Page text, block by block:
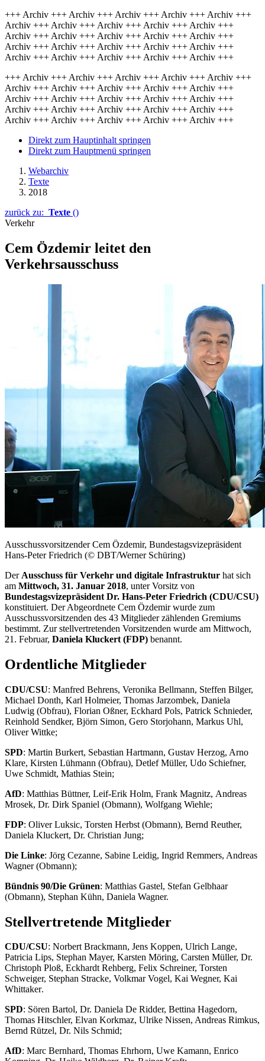
+++ Archiv +++ Archiv +++ Archiv +++ Archiv +++ Archiv +++
Archiv +++ Archiv +++ Archiv +++ Archiv +++ Archiv +++
Archiv +++ Archiv +++ Archiv +++ Archiv +++ Archiv +++
Archiv +++ Archiv +++ Archiv +++ Archiv +++ Archiv +++
Archiv +++ Archiv +++ Archiv +++ Archiv +++ Archiv +++
+++ Archiv +++ Archiv +++ Archiv +++ Archiv +++ Archiv +++
Archiv +++ Archiv +++ Archiv +++ Archiv +++ Archiv +++
Archiv +++ Archiv +++ Archiv +++ Archiv +++ Archiv +++
Archiv +++ Archiv +++ Archiv +++ Archiv +++ Archiv +++
Archiv +++ Archiv +++ Archiv +++ Archiv +++ Archiv +++
Direkt zum Hauptinhalt springen
Direkt zum Hauptmenü springen
Webarchiv
Texte
2018
zurück zu: Texte ()
Verkehr
Cem Özdemir leitet den
Verkehrsausschuss
Ausschussvorsitzender Cem Özdemir, Bundestagsvizepräsident
Hans-Peter Friedrich (© DBT/Werner Schüring)
Der Ausschuss für Verkehr und digitale Infrastruktur hat sich
am Mittwoch, 31. Januar 2018, unter Vorsitz von
Bundestagsvizepräsident Dr. Hans-Peter Friedrich (CDU/CSU)
konstituiert. Der Abgeordnete Cem Özdemir wurde zum
Ausschussvorsitzenden des 43 Mitglieder zählenden Gremiums
bestimmt. Zur stellvertretenden Vorsitzenden wurde am Mittwoch,
21. Februar, Daniela Kluckert (FDP) benannt.
Ordentliche Mitglieder
CDU/CSU: Manfred Behrens, Veronika Bellmann, Steffen Bilger,
Michael Donth, Karl Holmeier, Thomas Jarzombek, Daniela
Ludwig (Obfrau), Florian Oßner, Eckhard Pols, Patrick Schnieder,
Reinhold Sendker, Björn Simon, Gero Storjohann, Markus Uhl,
Oliver Wittke;
SPD: Martin Burkert, Sebastian Hartmann, Gustav Herzog, Arno
Klare, Kirsten Lühmann (Obfrau), Detlef Müller, Udo Schiefner,
Uwe Schmidt, Mathias Stein;
AfD: Matthias Büttner, Leif-Erik Holm, Frank Magnitz, Andreas
Mrosek, Dr. Dirk Spaniel (Obmann), Wolfgang Wiehle;
FDP: Oliver Luksic, Torsten Herbst (Obmann), Bernd Reuther,
Daniela Kluckert, Dr. Christian Jung;
Die Linke: Jörg Cezanne, Sabine Leidig, Ingrid Remmers, Andreas
Wagner (Obmann);
Bündnis 90/Die Grünen: Matthias Gastel, Stefan Gelbhaar
(Obmann), Stephan Kühn, Daniela Wagner.
Stellvertretende Mitglieder
CDU/CSU: Norbert Brackmann, Jens Koppen, Ulrich Lange,
Patricia Lips, Stephan Mayer, Karsten Möring, Carsten Müller, Dr.
Christoph Ploß, Eckhardt Rehberg, Felix Schreiner, Torsten
Schweiger, Stephan Stracke, Volkmar Vogel, Kai Wegner, Kai
Whittaker.
SPD: Sören Bartol, Dr. Daniela De Ridder, Bettina Hagedorn,
Thomas Hitschler, Elvan Korkmaz, Ulrike Nissen, Andreas Rimkus,
Bernd Rützel, Dr. Nils Schmid;
AfD: Marc Bernhard, Thomas Ehrhorn, Uwe Kamann, Enrico